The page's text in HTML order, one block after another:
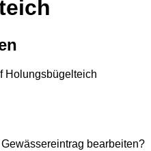
Holungsbügelteich
bearbeiten?